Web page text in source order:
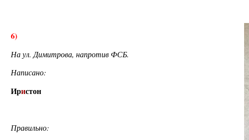
6)
На ул. Димитрова, напротив ФСБ.
Написано:
Иристон
Правильно: